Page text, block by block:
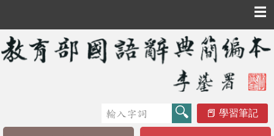
☰
學習筆記